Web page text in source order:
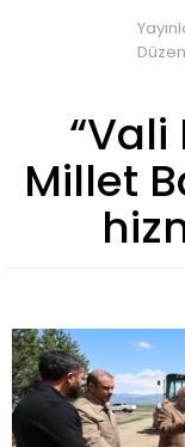
Millet